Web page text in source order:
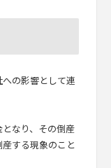
の影響として連
なり、その倒産
する現象のこと